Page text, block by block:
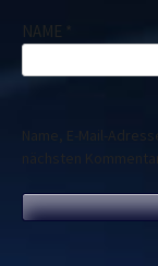
NAME *
Name, E-Mail-
nächsten